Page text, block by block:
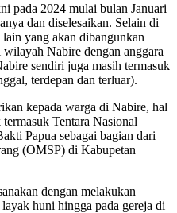
pada 2024 mulai bulan Januari
dan diselesaikan. Selain di
yang akan dibangunkan
Nabire dengan anggara
sendiri juga masih termasuk
terdepan dan terluar).
kepada warga di Nabire, hal
Tentara Nasional
Papua sebagai bagian dari
(OMSP) di Kabupetan
dengan melakukan
huni hingga pada gereja di